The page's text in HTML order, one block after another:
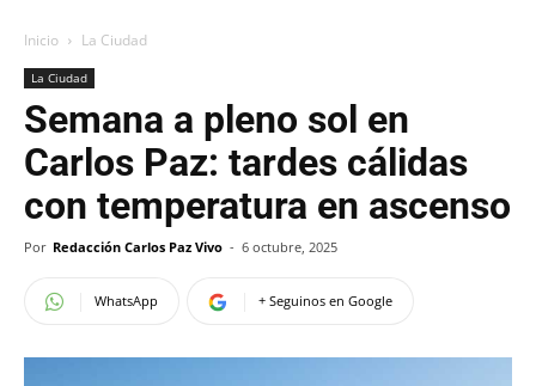
Inicio La Ciudad
La Ciudad
Semana a pleno sol en
Carlos Paz: tardes cálidas
con temperatura en ascenso
Por Redacción Carlos Paz Vivo - 6 octubre, 2025
WhatsApp + Seguinos en Google